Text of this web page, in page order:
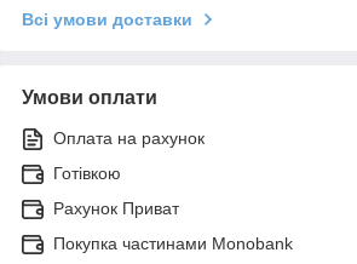
Всі умови доставки
Умови оплати
Оплата на рахунок
Готівкою
Рахунок Приват
Покупка частинами Monobank